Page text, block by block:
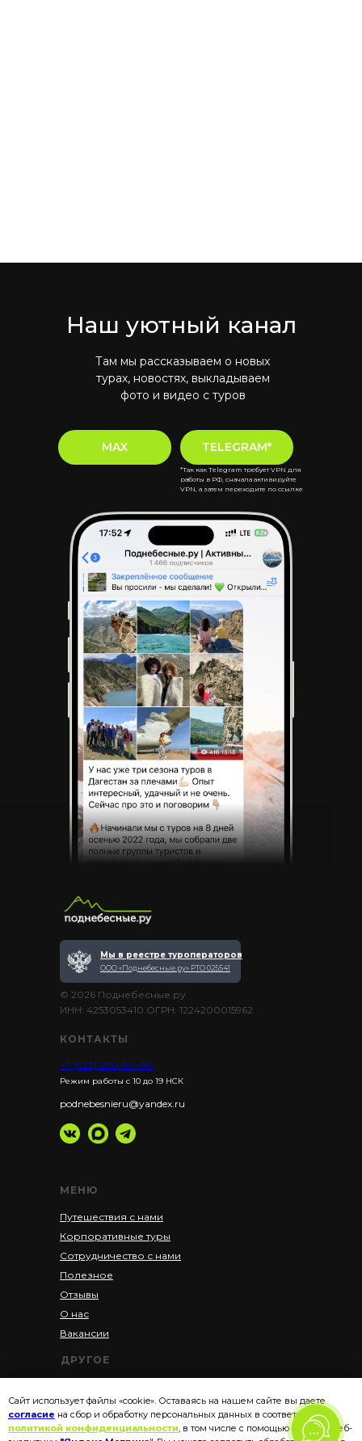
Наш уютный канал
Там мы рассказываем о новых
турах, новостях, выкладываем
фото и видео с туров
TELEGRAM*
MAX
*Так как Telegram требует VPN для
работы в РФ, сначала активируйте
VPN, а затем переходите по ссылке
КОНТАКТЫ
+7 (923) 230-30-00
Режим работы с 10 до 19 НСК
podnebesnieru@yandex.ru
МЕНЮ
Путешествия с нами
Корпоративные туры
Сотрудничество с нами
Полезное
Отзывы
О нас
Вакансии
ДРУГОЕ
Рассрочка
Политика конфиденциальности
© 2026 Поднебесные.ру
Мы в реестре туроператоров
ООО «Поднебесные.ру» РТО 025541
ИНН: 4253053410 ОГРН: 1224200015962
Сайт использует файлы «cookie». Оставаясь на нашем сайте вы даете
согласие на сбор и обработку персональных данных в соответствии с
политикой конфиденциальности, в том числе с помощью сервиса веб-